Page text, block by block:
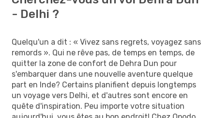
- Delhi ?
Quelqu'un a dit : « Vivez sans regrets, voyagez sans
remords ». Qui ne rêve pas, de temps en temps, de
quitter la zone de confort de Dehra Dun pour
s'embarquer dans une nouvelle aventure quelque
part en Inde? Certains planifient depuis longtemps
un voyage vers Delhi, et d'autres sont encore en
quête d'inspiration. Peu importe votre situation